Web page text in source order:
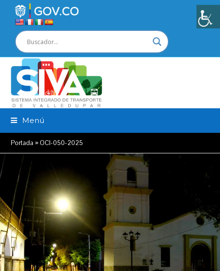
Menú
Portada »OCI-050-2025